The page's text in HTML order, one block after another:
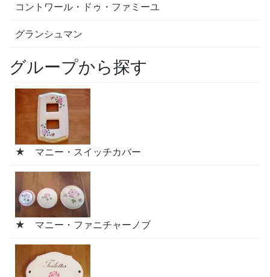
コントワール・ドゥ・ファミーユ
グランシュマン
グループから探す
★ マニー・スイッチカバー
★ マニー・ファニチャーノブ